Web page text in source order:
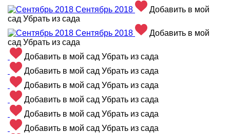
Сентябрь 2018
Добавить в мой
сад Убрать из сада
Сентябрь 2018
Добавить в мой
сад Убрать из сада
Добавить в мой сад Убрать из сада
Добавить в мой сад Убрать из сада
Добавить в мой сад Убрать из сада
Добавить в мой сад Убрать из сада
Добавить в мой сад Убрать из сада
Добавить в мой сад Убрать из сада